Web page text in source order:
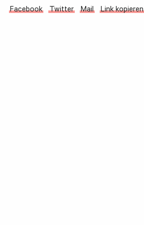
Facebook Twitter Mail Link kopieren